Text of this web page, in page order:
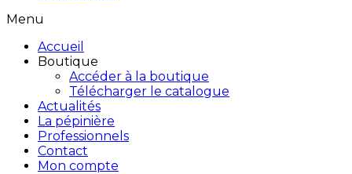
Menu
Accueil
Boutique
Accéder à la boutique
Télécharger le catalogue
Actualités
La pépinière
Professionnels
Contact
Mon compte